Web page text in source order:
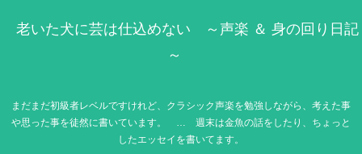
老いた犬に芸は仕込めない ～声楽 ＆ 身の回り日記
～
まだまだ初級者レベルですけれど、クラシック声楽を勉強しながら、考えた事
や思った事を徒然に書いています。 … 週末は金魚の話をしたり、ちょっと
したエッセイを書いてます。